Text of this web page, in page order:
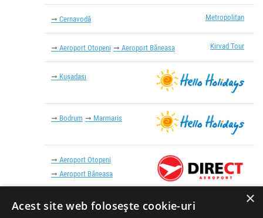
Metropolitan
Cernavodă
Kirvad Tour
Aeroport Otopeni Aeroport Băneasa
Kușadası
Bodrum Marmaris
Aeroport Otopeni
Aeroport Băneasa
Lazu Agigea
Eforie Nord
×
Acest site web folosește cookie-uri